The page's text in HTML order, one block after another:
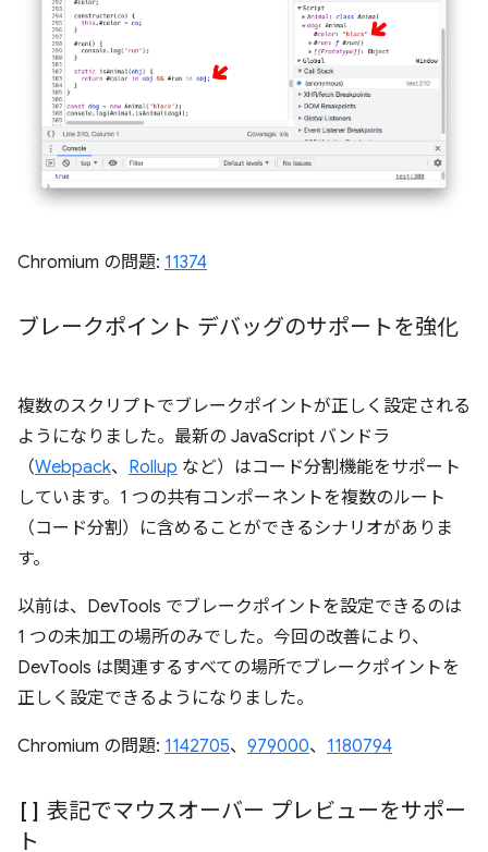
Chromium の問題: 11374
ブレークポイント デバッグのサポートを強化
複数のスクリプトでブレークポイントが正しく設定される
ようになりました。最新の JavaScript バンドラ
（Webpack、 Rollup など）はコード分割機能をサポート
しています。1 つの共有コンポーネントを複数のルート
（コード分割）に含めることができるシナリオがありま
す。
以前は、DevTools でブレークポイントを設定できるのは
1 つの未加工の場所のみでした。今回の改善により、
DevTools は関連するすべての場所でブレークポイントを
正しく設定できるようになりました。
Chromium の問題: 1142705、 979000、 1180794
[] 表記でマウスオーバー プレビューをサポー
ト